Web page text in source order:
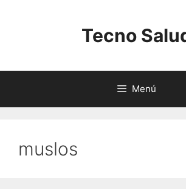
Tecno
Menú
muslos